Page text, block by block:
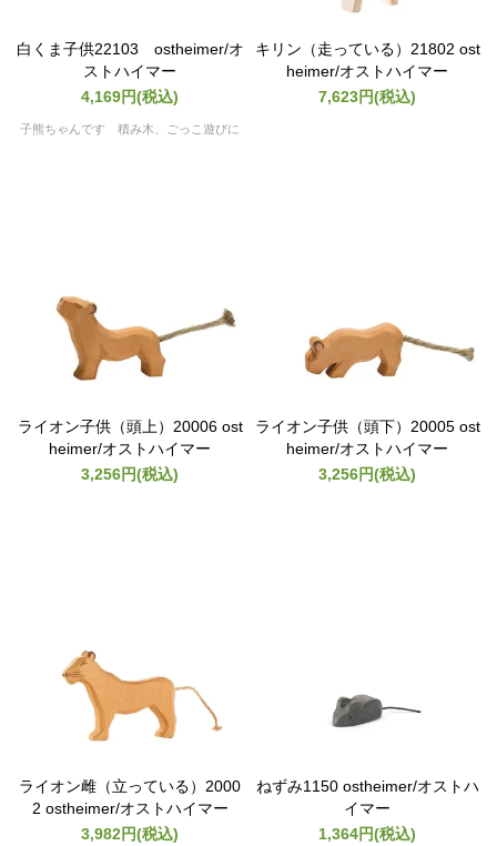
白くま子供22103 ostheimer/オ
ストハイマー
4,169円(税込)
子熊ちゃんです 積み木、ごっこ遊びに
キリン（走っている）21802 ost
heimer/オストハイマー
7,623円(税込)
ライオン子供（頭上）20006 ost
heimer/オストハイマー
3,256円(税込)
ライオン子供（頭下）20005 ost
heimer/オストハイマー
3,256円(税込)
ライオン雌（立っている）2000
2 ostheimer/オストハイマー
3,982円(税込)
ねずみ1150 ostheimer/オストハ
イマー
1,364円(税込)